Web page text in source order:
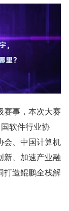
赛事，本次大赛
软件行业协
会、中国计算机
新、加速产业融
打造鲲鹏全栈解